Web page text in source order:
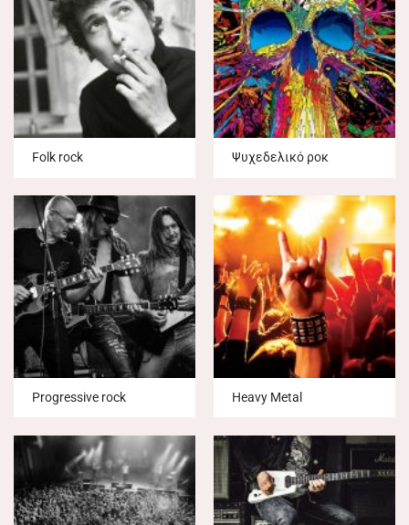
Folk rock Ψυχεδελικό ροκ
Progressive rock Heavy Metal